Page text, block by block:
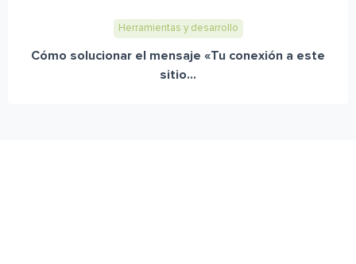
Herramientas y desarrollo
Cómo solucionar el mensaje «Tu conexión a este
sitio...